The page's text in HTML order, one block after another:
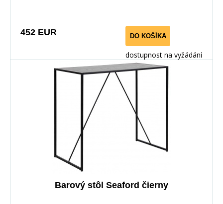
452 EUR DO KOŠÍKA
dostupnost na vyžádání
Barový stôl Seaford čierny